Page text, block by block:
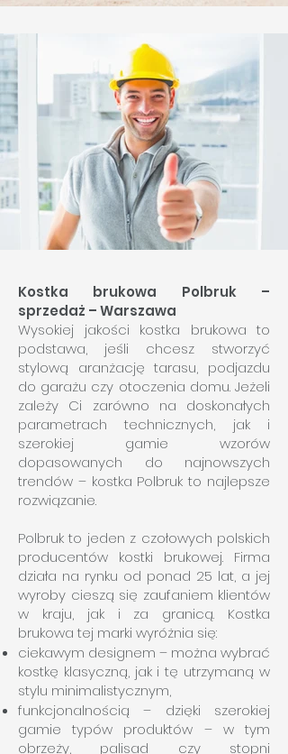
Kostka brukowa Polbruk –
sprzedaż – Warszawa
Wysokiej jakości kostka brukowa to
podstawa, jeśli chcesz stworzyć
stylową aranżację tarasu, podjazdu
do garażu czy otoczenia domu. Jeżeli
zależy Ci zarówno na doskonałych
parametrach technicznych, jak i
szerokiej gamie wzorów
dopasowanych do najnowszych
trendów – kostka Polbruk to najlepsze
rozwiązanie.
Polbruk to jeden z czołowych polskich
producentów kostki brukowej. Firma
działa na rynku od ponad 25 lat, a jej
wyroby cieszą się zaufaniem klientów
w kraju, jak i za granicą. Kostka
brukowa tej marki wyróżnia się:
ciekawym designem – można wybrać
kostkę klasyczną, jak i tę utrzymaną w
stylu minimalistycznym,
funkcjonalnością – dzięki szerokiej
gamie typów produktów – w tym
obrzeży, palisad czy stopni